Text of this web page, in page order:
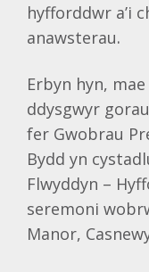
hyfforddwr a’i
anawsterau.
Erbyn hyn,
ddysgwyr
fer Gwobrau
Bydd yn
Flwyddyn –
seremoni
Manor,